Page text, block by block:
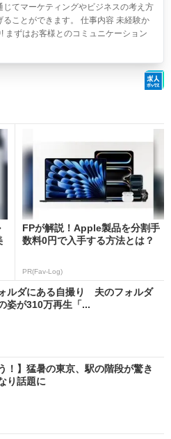
てマーケティングやビジネスの考え方
ことができます。 仕事内容 未経験か
まずはお客様とのコミュニケーション
FPが解説！Apple製品を分割手
数料0円で入手する方法とは？
PR(Fav-Log)
ルダにある自撮り 夫のフォルダ
が310万再生「...
！】猛暑の東京、駅の階段が驚き
り話題に